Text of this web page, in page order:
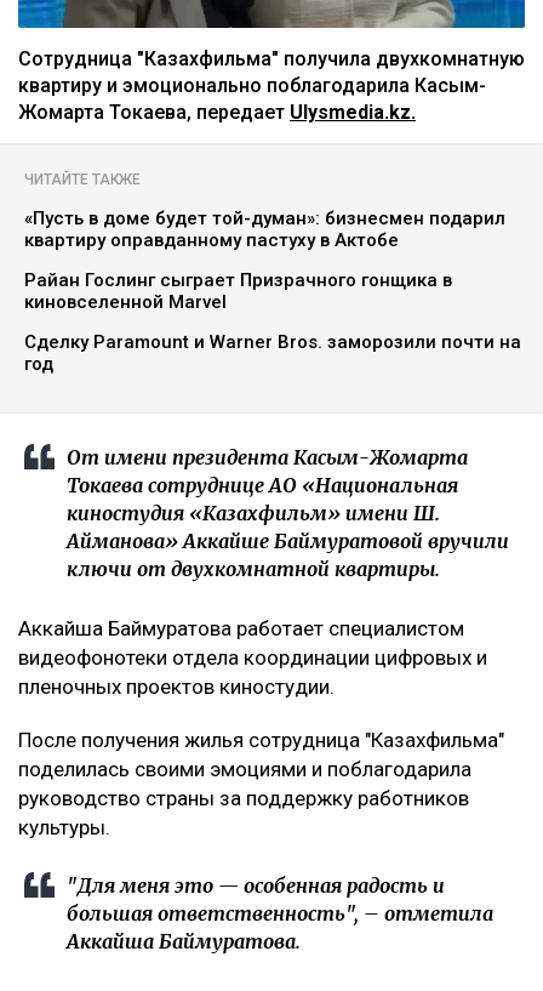
Сотрудница "Казахфильма" получила двухкомнатную
квартиру и эмоционально поблагодарила Касым-
Жомарта Токаева, передает Ulysmedia.kz.
ЧИТАЙТЕ ТАКЖЕ
«Пусть в доме будет той-думан»: бизнесмен подарил
квартиру оправданному пастуху в Актобе
Райан Гослинг сыграет Призрачного гонщика в
киновселенной Marvel
Сделку Paramount и Warner Bros. заморозили почти на
год
От имени президента Касым-Жомарта
Токаева сотруднице АО «Национальная
киностудия «Казахфильм» имени Ш.
Айманова» Аккайше Баймуратовой вручили
ключи от двухкомнатной квартиры.
Аккайша Баймуратова работает специалистом
видеофонотеки отдела координации цифровых и
пленочных проектов киностудии.
После получения жилья сотрудница "Казахфильма"
поделилась своими эмоциями и поблагодарила
руководство страны за поддержку работников
культуры.
"Для меня это — особенная радость и
большая ответственность", – отметила
Аккайша Баймуратова.